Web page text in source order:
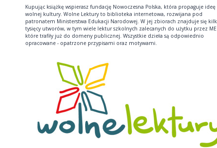
Kupując książkę wspierasz fundację Nowoczesna Polska, która propaguje ideę
wolnej kultury. Wolne Lektury to biblioteka internetowa, rozwijana pod
patronatem Ministerstwa Edukacji Narodowej. W jej zbiorach znajduje się
tysięcy utworów, w tym wiele lektur szkolnych zalecanych do użytku przez
które trafiły już do domeny publicznej. Wszystkie dzieła są odpowiednio
opracowane - opatrzone przypisami oraz motywami.